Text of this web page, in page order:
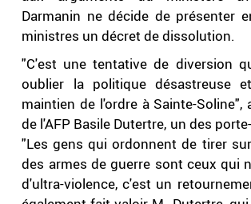
Darmanin ne décide de présenter
ministres un décret de dissolution.
"C'est une tentative de diversion
oublier la politique désastreuse
maintien de l'ordre à Sainte-Soline",
de l'AFP Basile Dutertre, un des
"Les gens qui ordonnent de tirer
des armes de guerre sont ceux qui
d'ultra-violence, c'est un